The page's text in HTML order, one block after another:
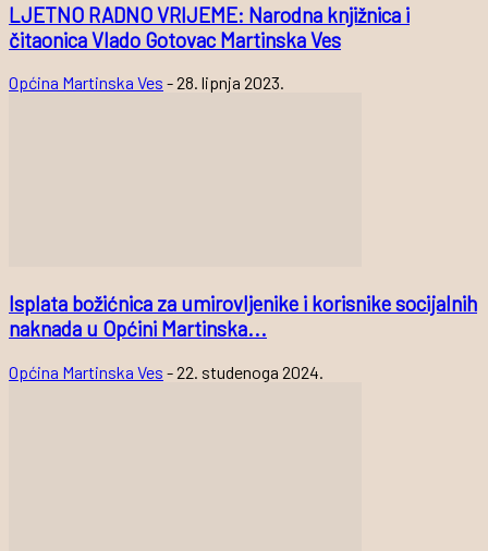
LJETNO RADNO VRIJEME: Narodna knjižnica i
čitaonica Vlado Gotovac Martinska Ves
Općina Martinska Ves -28. lipnja 2023.
Isplata božićnica za umirovljenike i korisnike socijalnih
naknada u Općini Martinska...
Općina Martinska Ves -22. studenoga 2024.